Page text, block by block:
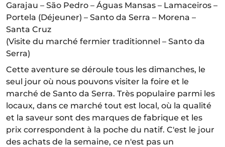
Garajau – São Pedro – Águas Mansas – Lamaceiros –
Portela (Déjeuner) – Santo da Serra – Morena –
Santa Cruz
(Visite du marché fermier traditionnel – Santo da
Serra)
Cette aventure se déroule tous les dimanches, le
seul jour où nous pouvons visiter la foire et le
marché de Santo da Serra. Très populaire parmi les
locaux, dans ce marché tout est local, où la qualité
et la saveur sont des marques de fabrique et les
prix correspondent à la poche du natif. C'est le jour
des achats de la semaine, ce n'est pas un